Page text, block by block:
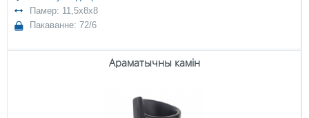
Памер: 11,5x8x8
Пакаванне: 72/6
Араматычны камін